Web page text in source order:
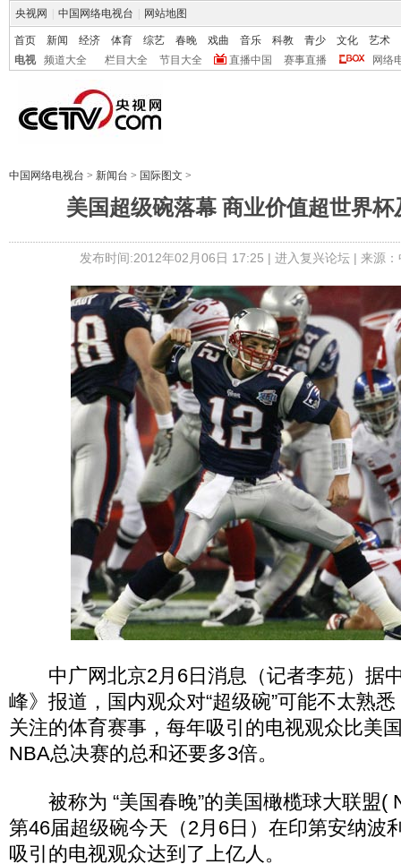
央视网 中国网络电视台 网站地图
首页 新闻 经济 体育 综艺 春晚 戏曲 音乐 科教 青少 文化
艺术
电视
频道大全 栏目大全 节目大全 直播中国 赛事直播 网络
中国网络电视台 > 新闻台 > 国际图文 >
美国超级碗落幕 商业价值超世界杯
发布时间:2012年02月06日 17:25 | 进入复兴论坛| 来源
中广网北京2月6日消息（记者李苑）据
峰》报道，国内观众对“超级碗”可能不太熟
关注的体育赛事，每年吸引的电视观众比美
NBA总决赛的总和还要多3倍。
被称为 “美国春晚”的美国橄榄球大联盟(
第46届超级碗今天（2月6日）在印第安纳波
吸引的电视观众达到了上亿人。